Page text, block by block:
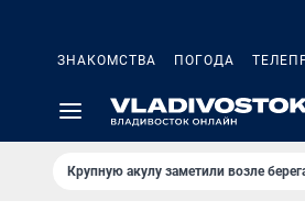
ЗНАКОМСТВА ПОГОДА
Крупную акулу заметили возле